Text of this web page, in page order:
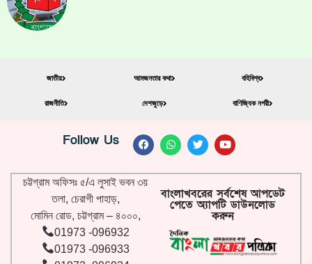
জাতীয়
রাজনীতি
আমজনতার কথা
দেশজুড়ে
বহিবিশ্ব
বাণিজ্যিক নগরী
Follow Us
চট্টগ্রাম অফিসঃ ৫/এ লুসাই ভবন ৩য়
তলা, চেরাগী পাহাড়,
মোমিন রোড, চট্টগ্রাম – ৪০০০,
01973 -096932
01973 -096933
বাংলাখবরের সর্বশেষ আপডেট
পেতে অ্যাপটি ডাউনলোড
করুন